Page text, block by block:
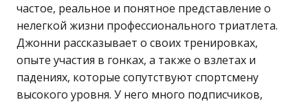
частое, реальное и понятное представление о
нелегкой жизни профессионального триатлета.
Джонни рассказывает о своих тренировках,
опыте участия в гонках, а также о взлетах и
падениях, которые сопутствуют спортсмену
высокого уровня. У него много подписчиков,